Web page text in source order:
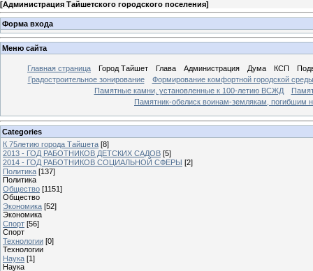
[Администрация Тайшетского городского поселения]
Форма входа
Меню сайта
Главная страница Город Тайшет Глава Администрация Дума КСП
Градостроительное зонирование
Формирование комфортной городской среды
Памятные камни, установленные к 100-летию ВСЖД
Памятник-обелиск воинам-землякам, погибшим
Categories
К 75летию города Тайшета [8]
2013 - ГОД РАБОТНИКОВ ДЕТСКИХ САДОВ [5]
2014 - ГОД РАБОТНИКОВ СОЦИАЛЬНОЙ СФЕРЫ [2]
Политика [137]
Политика
Общество [1151]
Общество
Экономика [52]
Экономика
Спорт [56]
Спорт
Технологии [0]
Технологии
Наука [1]
Наука